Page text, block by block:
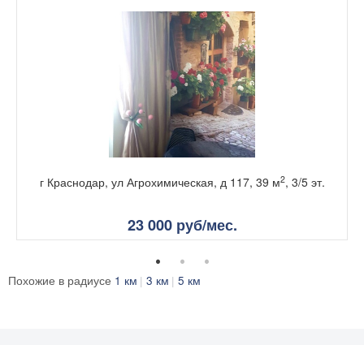
г Краснодар, ул Агрохимическая, д 117, 39 м2, 3/5 эт.
23 000 руб/мес.
Похожие в радиусе 1 км 3 км 5 км